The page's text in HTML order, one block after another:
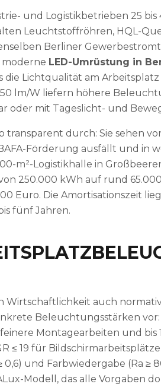
und Logistikbetrieben 25 bis
Leuchtstoffröhren, HQL-
Berliner
LED-Umrüstung in
die Lichtqualität am
lm/W liefern höhere
oder mit Tageslicht- und
durch: Sie sehen
Förderung ausfällt und in
m²-Logistikhalle in
250.000 kWh auf rund
Euro. Die Amortisationszeit
fünf Jahren.
Wirtschaftlichkeit auch
Beleuchtungsstärken
Montagearbeiten und bis
≤ 19 für
und Farbwiedergabe (Ra ≥
Modell, das alle Vorgaben